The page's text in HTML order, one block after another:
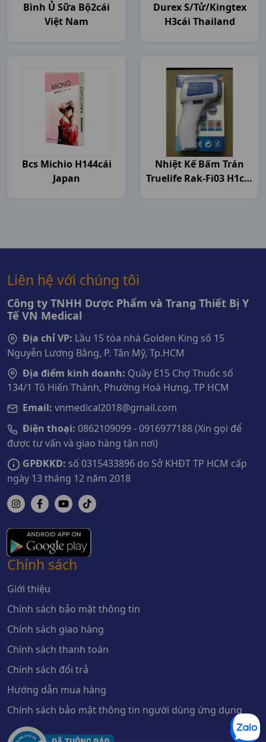
Bình Ủ Sữa Bộ2cái
Việt Nam
Durex S/tử/kingtex
H3cái Thailand
Bcs Michio H144cái
Japan
Nhiệt Kế Bấm Trán
Truelife Rak-Fi03 H1cái
Liên hệ với chúng tôi
Công ty TNHH Dược Phẩm và Trang Thiết Bị Y
Tế VN Medical
Địa chỉ VP: Lầu 15 tòa nhà Golden King số 15
Nguyễn Lương Bằng, P. Tân Mỹ, Tp.HCM
Địa điểm kinh doanh: Quầy E15 Chợ Thuốc số
134/1 Tô Hiến Thành, Phường Hoà Hưng, TP HCM
Email: vnmedical2018@gmail.com
Điện thoại: 0862109099 - 0916977188 (Xin gọi để
được tư vấn và giao hàng tận nơi)
GPĐKKD: số 0315433896 do Sở KHĐT TP HCM cấp
ngày 13 tháng 12 năm 2018
Chính sách
Giới thiệu
Chính sách bảo mật thông tin
Chính sách giao hàng
Chính sách thanh toán
Chính sách đổi trả
Hướng dẫn mua hàng
Chính sách bảo mật thông tin người dùng ứng dụng